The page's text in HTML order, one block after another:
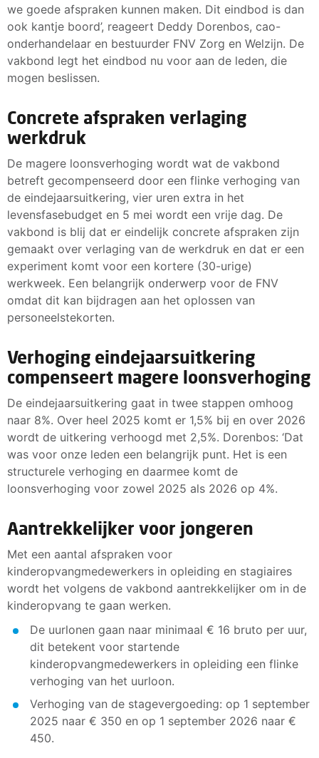
we goede afspraken kunnen maken. Dit eindbod is dan
ook kantje boord’, reageert Deddy Dorenbos, cao-
onderhandelaar en bestuurder FNV Zorg en Welzijn. De
vakbond legt het eindbod nu voor aan de leden, die
mogen beslissen.
Concrete afspraken verlaging
werkdruk
De magere loonsverhoging wordt wat de vakbond
betreft gecompenseerd door een flinke verhoging van
de eindejaarsuitkering, vier uren extra in het
levensfasebudget en 5 mei wordt een vrije dag. De
vakbond is blij dat er eindelijk concrete afspraken zijn
gemaakt over verlaging van de werkdruk en dat er een
experiment komt voor een kortere (30-urige)
werkweek. Een belangrijk onderwerp voor de FNV
omdat dit kan bijdragen aan het oplossen van
personeelstekorten.
Verhoging eindejaarsuitkering
compenseert magere loonsverhoging
De eindejaarsuitkering gaat in twee stappen omhoog
naar 8%. Over heel 2025 komt er 1,5% bij en over 2026
wordt de uitkering verhoogd met 2,5%. Dorenbos: ‘Dat
was voor onze leden een belangrijk punt. Het is een
structurele verhoging en daarmee komt de
loonsverhoging voor zowel 2025 als 2026 op 4%.
Aantrekkelijker voor jongeren
Met een aantal afspraken voor
kinderopvangmedewerkers in opleiding en stagiaires
wordt het volgens de vakbond aantrekkelijker om in de
kinderopvang te gaan werken.
De uurlonen gaan naar minimaal € 16 bruto per uur,
dit betekent voor startende
kinderopvangmedewerkers in opleiding een flinke
verhoging van het uurloon.
Verhoging van de stagevergoeding: op 1 september
2025 naar € 350 en op 1 september 2026 naar €
450.